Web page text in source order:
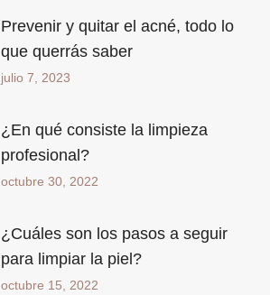
Prevenir y quitar el acné, todo lo
que querrás saber
julio 7, 2023
¿En qué consiste la limpieza
profesional?
octubre 30, 2022
¿Cuáles son los pasos a seguir
para limpiar la piel?
octubre 15, 2022